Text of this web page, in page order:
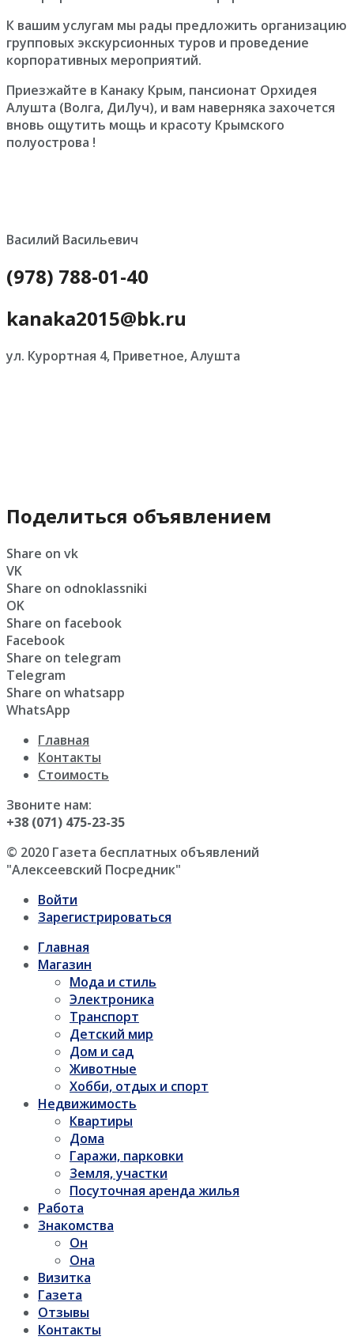
К вашим услугам мы рады предложить организацию
групповых экскурсионных туров и проведение
корпоративных мероприятий.
Приезжайте в Канаку Крым, пансионат Орхидея
Алушта (Волга, ДиЛуч), и вам наверняка захочется
вновь ощутить мощь и красоту Крымского
полуострова !
Василий Васильевич
(978) 788-01-40
kanaka2015@bk.ru
ул. Курортная 4, Приветное, Алушта
Поделиться объявлением
Share on vk
VK
Share on odnoklassniki
OK
Share on facebook
Facebook
Share on telegram
Telegram
Share on whatsapp
WhatsApp
Главная
Контакты
Стоимость
Звоните нам:
+38 (071) 475-23-35
© 2020 Газета бесплатных объявлений
"Алексеевский Посредник"
Войти
Зарегистрироваться
Главная
Магазин
Мода и стиль
Электроника
Транспорт
Детский мир
Дом и сад
Животные
Хобби, отдых и спорт
Недвижимость
Квартиры
Дома
Гаражи, парковки
Земля, участки
Посуточная аренда жилья
Работа
Знакомства
Он
Она
Визитка
Газета
Отзывы
Контакты